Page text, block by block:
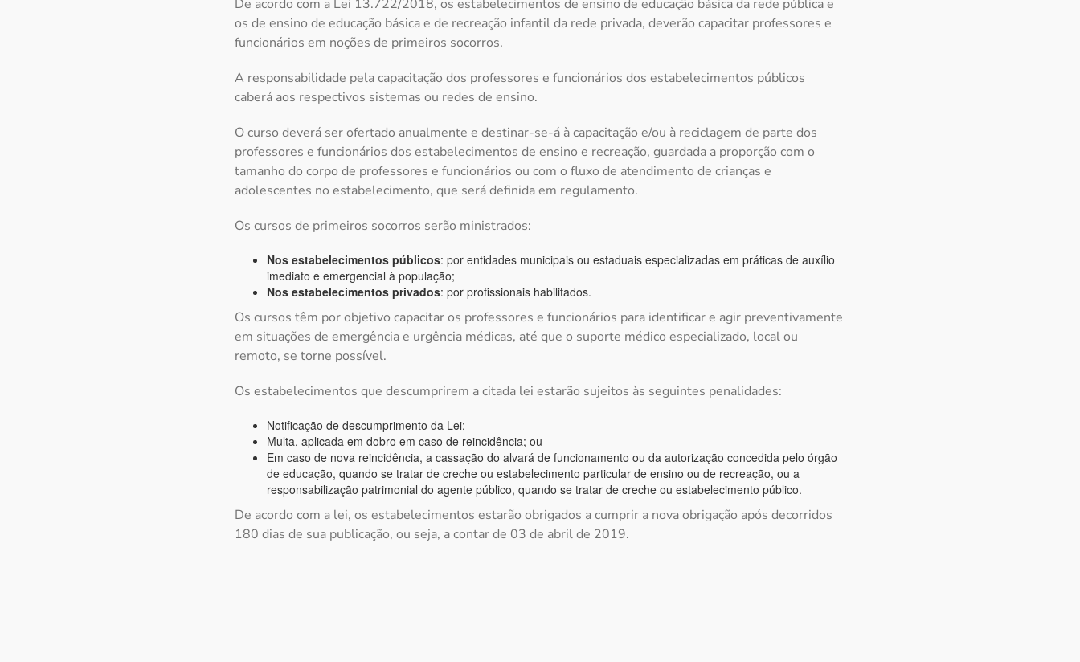
De acordo com a Lei 13.722/2018, os estabelecimentos de ensino de educação básica da rede pública e
os de ensino de educação básica e de recreação infantil da rede privada, deverão capacitar professores e
funcionários em noções de primeiros socorros.
A responsabilidade pela capacitação dos professores e funcionários dos estabelecimentos públicos
caberá aos respectivos sistemas ou redes de ensino.
O curso deverá ser ofertado anualmente e destinar-se-á à capacitação e/ou à reciclagem de parte dos
professores e funcionários dos estabelecimentos de ensino e recreação, guardada a proporção com o
tamanho do corpo de professores e funcionários ou com o fluxo de atendimento de crianças e
adolescentes no estabelecimento, que será definida em regulamento.
Os cursos de primeiros socorros serão ministrados:
Nos estabelecimentos públicos: por entidades municipais ou estaduais especializadas em práticas de auxílio
imediato e emergencial à população;
Nos estabelecimentos privados: por profissionais habilitados.
Os cursos têm por objetivo capacitar os professores e funcionários para identificar e agir preventivamente
em situações de emergência e urgência médicas, até que o suporte médico especializado, local ou
remoto, se torne possível.
Os estabelecimentos que descumprirem a citada lei estarão sujeitos às seguintes penalidades:
Notificação de descumprimento da Lei;
Multa, aplicada em dobro em caso de reincidência; ou
Em caso de nova reincidência, a cassação do alvará de funcionamento ou da autorização concedida pelo órgão
de educação, quando se tratar de creche ou estabelecimento particular de ensino ou de recreação, ou a
responsabilização patrimonial do agente público, quando se tratar de creche ou estabelecimento público.
De acordo com a lei, os estabelecimentos estarão obrigados a cumprir a nova obrigação após decorridos
180 dias de sua publicação, ou seja, a contar de 03 de abril de 2019.